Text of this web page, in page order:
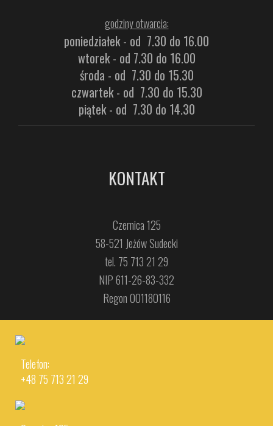
godziny otwarcia:
poniedziałek - od 7.30 do 16.00
wtorek - od 7.30 do 16.00
środa - od 7.30 do 15.30
czwartek - od 7.30 do 15.30
piątek - od 7.30 do 14.30
KONTAKT
Czernica 125
58-521 Jeżów Sudecki
tel. 75 713 21 29
NIP 611-26-83-332
Regon 001180116
Telefon:
+48 75 713 21 29